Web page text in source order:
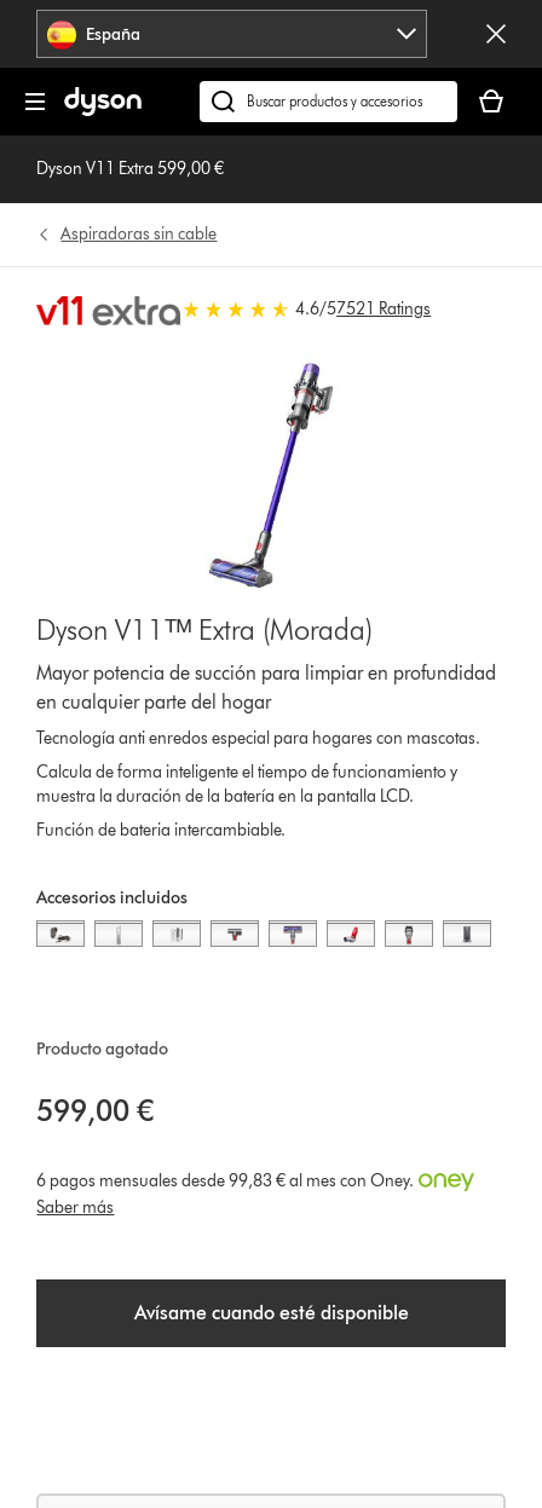
Omitir
navegación España
Buscar
en
dyson.es
cesta
está
Dyson V11 Extra 599,00 €
Aspiradoras sin cable
Producto agotado
599,00 €
6 pagos mensuales desde 99,83 € al mes con Oney.
Saber más
Avísame cuando esté disponible
4.6 estrellas de 5 de 7521 Ratings
4.6/57521 Ratings
Dyson V11ᵀᴹ Extra (Morada)
Mayor potencia de succión para limpiar en profundidad
en cualquier parte del hogar
Tecnología anti enredos especial para hogares con mascotas.
Calcula de forma inteligente el tiempo de funcionamiento y
muestra la duración de la batería en la pantalla LCD.
Función de bateria intercambiable.
Accesorios incluidos